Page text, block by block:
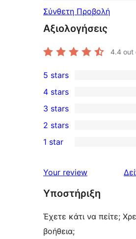
Σύνθετη Προβολή
Αξιολογήσεις
4.4 out
177
5-
star
reviews
5 stars
4-
star
reviews
4 stars
7
3-
star
3 stars
2-
reviews
2 stars
24
star
reviews
1 star
Your review
Υποστήριξη
Έχετε κάτι να πείτε;
βοήθεια;